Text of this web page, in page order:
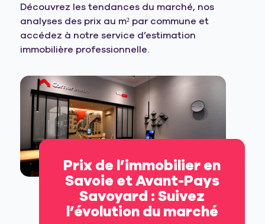
Découvrez les tendances du marché, nos
analyses des prix au m² par commune et
accédez à notre service d’estimation
immobilière professionnelle.
Prix de l’immobilier en
Savoie et Avant-Pays
Savoyard : Suivez
l’évolution du marché